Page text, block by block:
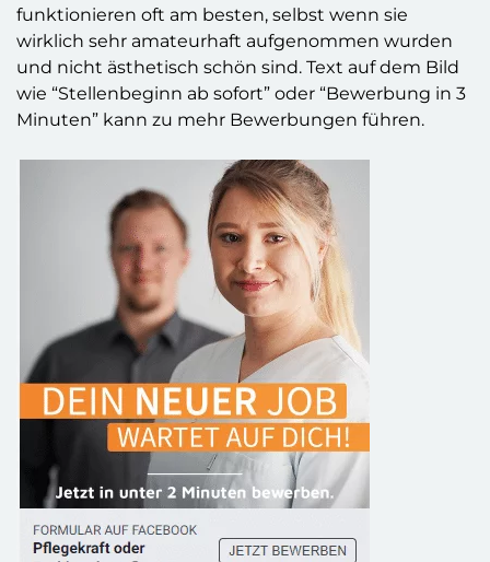
funktionieren oft am besten, selbst wenn sie
wirklich sehr amateurhaft aufgenommen wurden
und nicht ästhetisch schön sind. Text auf dem Bild
wie “Stellenbeginn ab sofort” oder “Bewerbung in 3
Minuten” kann zu mehr Bewerbungen führen.